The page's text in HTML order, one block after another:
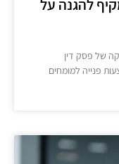
להגנה על
של פסק דין
פנייה למומחים